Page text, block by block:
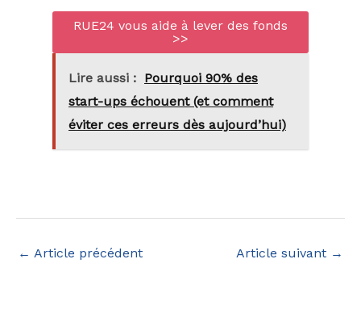
RUE24 vous aide à lever des fonds
>>
Lire aussi : Pourquoi 90% des
start-ups échouent (et comment
éviter ces erreurs dès aujourd’hui)
← Article précédent Article suivant →